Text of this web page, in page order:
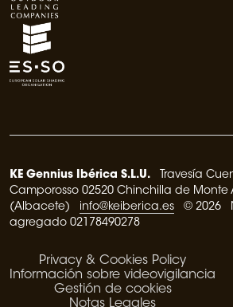
KE Gennius Ibérica S.L.U. Travesía
Camporosso 02520 Chinchilla de Monte
(Albacete) info@keiberica.es © 2026
agregado 02178490278
Privacy & Cookies Policy
Información sobre videovigilancia
Gestión de cookies
Notas Legales